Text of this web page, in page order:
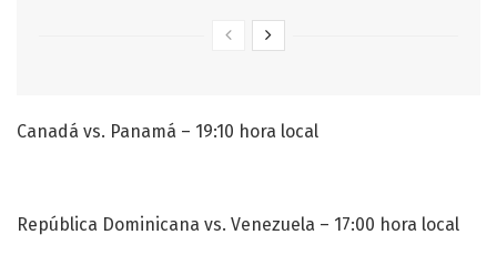
Canadá vs. Panamá – 19:10 hora local
República Dominicana vs. Venezuela – 17:00 hora local